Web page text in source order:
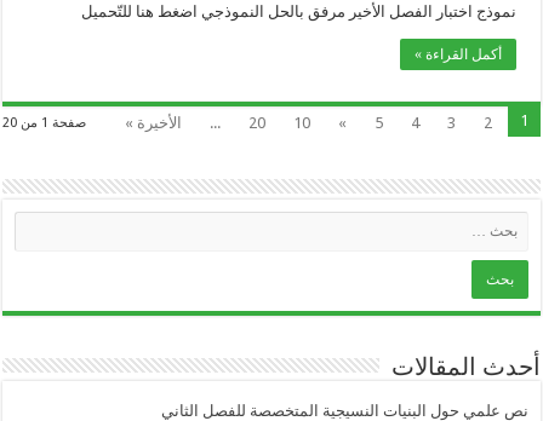
نموذج اختبار الفصل الأخير مرفق بالحل النموذجي اضغط هنا للتّحميل
أكمل القراءة »
صفحة 1 من 20 1
2
3
4
5
»
10
20
... الأخيرة »
أحدث المقالات
نص علمي حول البنيات النسيجية المتخصصة للفصل الثاني